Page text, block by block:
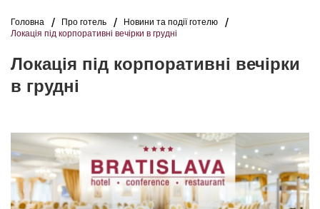
Головна Про готель
Новини та події готелю
Локація під корпоративні вечірки в грудні
Локація під корпоративні вечірки
в грудні